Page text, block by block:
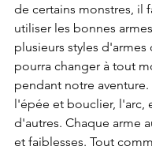
de certains monstres, il
utiliser les bonnes
plusieurs styles d'armes
pourra changer à tout
pendant notre aventure.
l'épée et bouclier, l'arc,
d'autres. Chaque arme
et faiblesses. Tout